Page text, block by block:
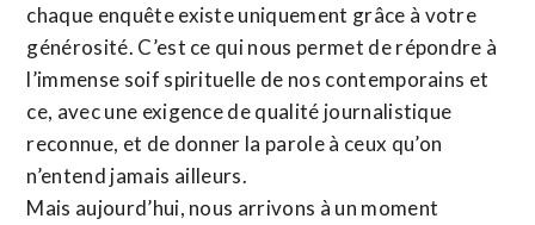
chaque enquête existe uniquement grâce à votre
générosité. C’est ce qui nous permet de répondre à
l’immense soif spirituelle de nos contemporains et
ce, avec une exigence de qualité journalistique
reconnue, et de donner la parole à ceux qu’on
n’entend jamais ailleurs.
Mais aujourd’hui, nous arrivons à un moment